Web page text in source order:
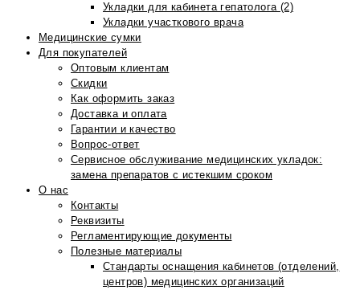
Укладки для кабинета гепатолога (2)
Укладки участкового врача
Медицинские сумки
Для покупателей
Оптовым клиентам
Скидки
Как оформить заказ
Доставка и оплата
Гарантии и качество
Вопрос-ответ
Сервисное обслуживание медицинских укладок:
замена препаратов с истекшим сроком
О нас
Контакты
Реквизиты
Регламентирующие документы
Полезные материалы
Стандарты оснащения кабинетов (отделений,
центров) медицинских организаций